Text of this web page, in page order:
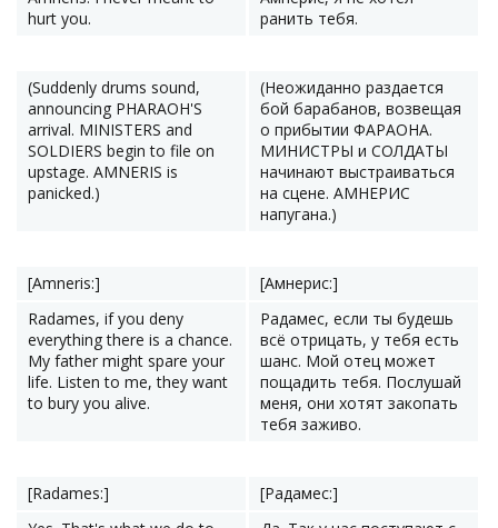
hurt you.
ранить тебя.
(Suddenly drums sound,
announcing PHARAOH'S
arrival. MINISTERS and
SOLDIERS begin to file on
upstage. AMNERIS is
panicked.)
(Неожиданно раздается
бой барабанов, возвещая
о прибытии ФАРАОНА.
МИНИСТРЫ и СОЛДАТЫ
начинают выстраиваться
на сцене. АМНЕРИС
напугана.)
[Amneris:]
[Амнерис:]
Radames, if you deny
everything there is a chance.
My father might spare your
life. Listen to me, they want
to bury you alive.
Радамес, если ты будешь
всё отрицать, у тебя есть
шанс. Мой отец может
пощадить тебя. Послушай
меня, они хотят закопать
тебя заживо.
[Radames:]
[Радамес:]